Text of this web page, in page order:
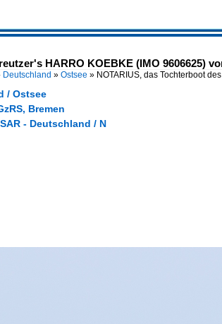
HARRO KOEBKE (IMO 9606625)
Deutschland » Ostsee » NOTARIUS, das Tochterboot
/ Ostsee
Bremen
- Deutschland / N